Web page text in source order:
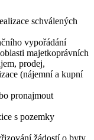
schválených
vypořádání
majetkoprávních
prodej,
(nájemní a kupní
pronajmout
s pozemky
žádostí o byty